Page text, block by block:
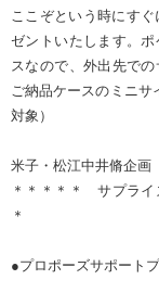
ここぞという時にす
ゼントいたします。
スなので、外出先で
ご納品ケースのミニ
対象）
米子・松江中井脩企画
＊＊＊＊＊ サプライ
＊
●プロポーズサポート